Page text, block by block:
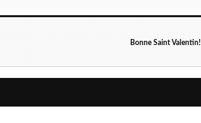
Bonne Saint Valentin!